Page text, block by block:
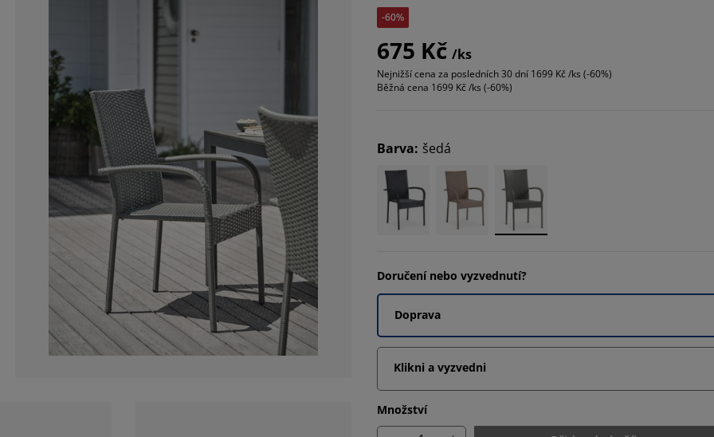
-60%
675 Kč /ks
Nejnižší cena za posledních 30 dní 1699 Kč /ks (-60%)
Běžná cena 1699 Kč /ks (-60%)
Barva: šedá
Doručení nebo vyzvednutí?
Doprava
Klikni a vyzvedni
Množství
12.033195020746888%
6.639004149377594%
17.42738589211618%